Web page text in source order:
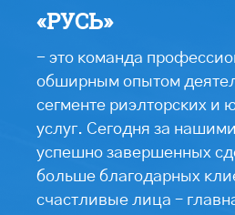
«РУСЬ»
- это команда
обширным опытом
сегменте риэлторских и
услуг. Сегодня за
успешно завершенных
больше благодарных
счастливые лица –